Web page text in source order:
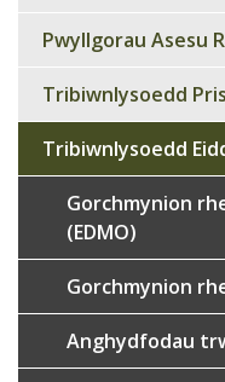
Pwyllgorau Asesu
Tribiwnlysoedd
Tribiwnlysoedd
Gorchmynion
(EDMO)
Gorchmynion
Anghydfodau